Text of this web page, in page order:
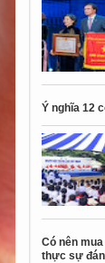
Ý nghĩa 12
Có nên
thực sự